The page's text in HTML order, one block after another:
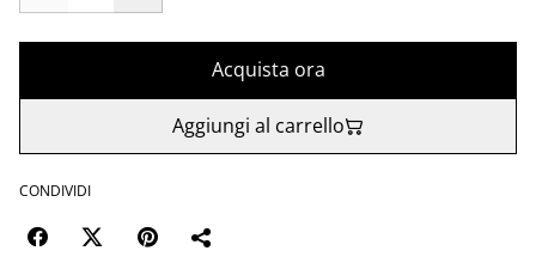
Acquista ora
Aggiungi al carrello
CONDIVIDI